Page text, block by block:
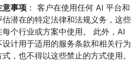
意事项 ： 客户在使用任何 AI 平台和
潜在的特定法律和法规义务，这些
每个行业或方案中使用。 此外，AI
计用于适用的服务条款和相关行为
，也不得以这些禁止的方式使用。